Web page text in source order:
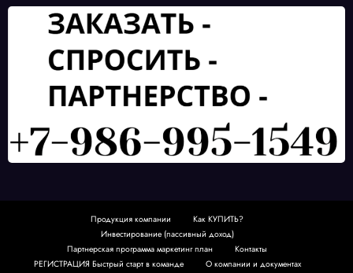
Продукция компании
Как КУПИТЬ?
Инвестирование (пассивный доход)
Партнерская программа маркетинг план
Контакты
РЕГИСТРАЦИЯ Быстрый старт в команде
О компании и документах